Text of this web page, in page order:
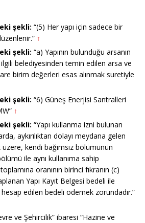
şekli: “(5) Her yapı için sadece bir
↑
şekli: “a) Yapının bulunduğu arsanın
belediyesinden temin edilen arsa ve
birim değerleri esas alınmak suretiyle
şekli: “6) Güneş Enerjisi Santralleri
↑
şekli: “Yapı kullanma izni bulunan
aykırılıktan dolayı meydana gelen
kendi bağımsız bölümünün
ile aynı kullanıma sahip
oranının birinci fıkranın (c)
Yapı Kayıt Belgesi bedeli ile
hesap edilen bedeli ödemek zorundadır.”
ve Şehircilik” ibaresi “Hazine ve